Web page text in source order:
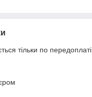
тільки по передоплаті.